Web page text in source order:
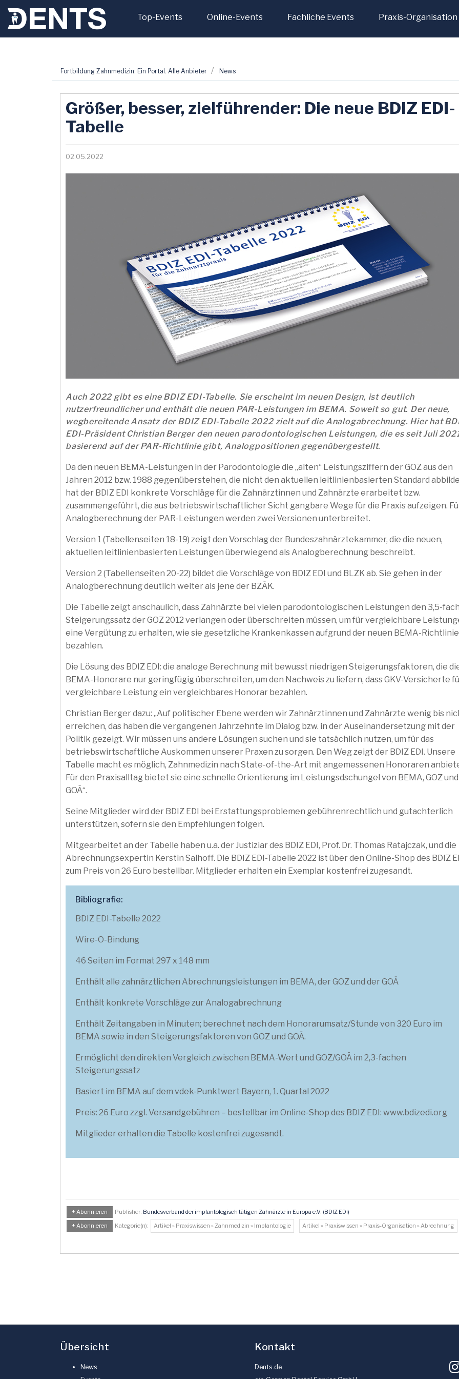
Top-Events Online-Events Fachliche Events Praxis-Organisation
Fortbildung Zahnmedizin: Ein Portal. Alle Anbieter News
Größer, besser, zielführender: Die neue BDIZ EDI-
Tabelle
02.05.2022
Auch 2022 gibt es eine BDIZ EDI-Tabelle. Sie erscheint im neuen Design, ist deutlich
nutzerfreundlicher und enthält die neuen PAR-Leistungen im BEMA. Soweit so gut. Der neue,
wegbereitende Ansatz der BDIZ EDI-Tabelle 2022 zielt auf die Analogabrechnung. Hier hat
EDI-Präsident Christian Berger den neuen parodontologischen Leistungen, die es seit Juli
basierend auf der PAR-Richtlinie gibt, Analogpositionen gegenübergestellt.
Da den neuen BEMA-Leistungen in der Parodontologie die „alten“ Leistungsziffern der GOZ aus den
Jahren 2012 bzw. 1988 gegenüberstehen, die nicht den aktuellen leitlinienbasierten Standard
hat der BDIZ EDI konkrete Vorschläge für die Zahnärztinnen und Zahnärzte erarbeitet bzw.
zusammengeführt, die aus betriebswirtschaftlicher Sicht gangbare Wege für die Praxis aufzeigen.
Analogberechnung der PAR-Leistungen werden zwei Versionen unterbreitet.
Version 1 (Tabellenseiten 18-19) zeigt den Vorschlag der Bundeszahnärztekammer, die die neuen,
aktuellen leitlinienbasierten Leistungen überwiegend als Analogberechnung beschreibt.
Version 2 (Tabellenseiten 20-22) bildet die Vorschläge von BDIZ EDI und BLZK ab. Sie gehen in der
Analogberechnung deutlich weiter als jene der BZÄK.
Die Tabelle zeigt anschaulich, dass Zahnärzte bei vielen parodontologischen Leistungen den 3,5-
Steigerungssatz der GOZ 2012 verlangen oder überschreiten müssen, um für vergleichbare
eine Vergütung zu erhalten, wie sie gesetzliche Krankenkassen aufgrund der neuen BEMA-Richtlinie
bezahlen.
Die Lösung des BDIZ EDI: die analoge Berechnung mit bewusst niedrigen Steigerungsfaktoren, die
BEMA-Honorare nur geringfügig überschreiten, um den Nachweis zu liefern, dass GKV-Versicherte
vergleichbare Leistung ein vergleichbares Honorar bezahlen.
Christian Berger dazu: „Auf politischer Ebene werden wir Zahnärztinnen und Zahnärzte wenig bis
erreichen, das haben die vergangenen Jahrzehnte im Dialog bzw. in der Auseinandersetzung mit der
Politik gezeigt. Wir müssen uns andere Lösungen suchen und sie tatsächlich nutzen, um für das
betriebswirtschaftliche Auskommen unserer Praxen zu sorgen. Den Weg zeigt der BDIZ EDI. Unsere
Tabelle macht es möglich, Zahnmedizin nach State-of-the-Art mit angemessenen Honoraren
Für den Praxisalltag bietet sie eine schnelle Orientierung im Leistungsdschungel von BEMA, GOZ und
GOÄ“.
Seine Mitglieder wird der BDIZ EDI bei Erstattungsproblemen gebührenrechtlich und gutachterlich
unterstützen, sofern sie den Empfehlungen folgen.
Mitgearbeitet an der Tabelle haben u.a. der Justiziar des BDIZ EDI, Prof. Dr. Thomas Ratajczak, und die
Abrechnungsexpertin Kerstin Salhoff. Die BDIZ EDI-Tabelle 2022 ist über den Online-Shop des BDIZ
zum Preis von 26 Euro bestellbar. Mitglieder erhalten ein Exemplar kostenfrei zugesandt.
Bibliografie:
BDIZ EDI-Tabelle 2022
Wire-O-Bindung
46 Seiten im Format 297 x 148 mm
Enthält alle zahnärztlichen Abrechnungsleistungen im BEMA, der GOZ und der GOÄ
Enthält konkrete Vorschläge zur Analogabrechnung
Enthält Zeitangaben in Minuten; berechnet nach dem Honorarumsatz/Stunde von 320 Euro im
BEMA sowie in den Steigerungsfaktoren von GOZ und GOÄ.
Ermöglicht den direkten Vergleich zwischen BEMA-Wert und GOZ/GOÄ im 2,3-fachen
Steigerungssatz
Basiert im BEMA auf dem vdek-Punktwert Bayern, 1. Quartal 2022
Preis: 26 Euro zzgl. Versandgebühren – bestellbar im Online-Shop des BDIZ EDI: www.bdizedi.org
Mitglieder erhalten die Tabelle kostenfrei zugesandt.
+ Abonnieren Publisher: Bundesverband der implantologisch tätigen Zahnärzte in Europa e.V. (BDIZ EDI)
+ Abonnieren
Kategorie(n): Artikel » Praxiswissen » Zahnmedizin » Implantologie Artikel » Praxiswissen » Praxis-Organisation » Abrechnung
Übersicht
News
Kontakt
Dents.de